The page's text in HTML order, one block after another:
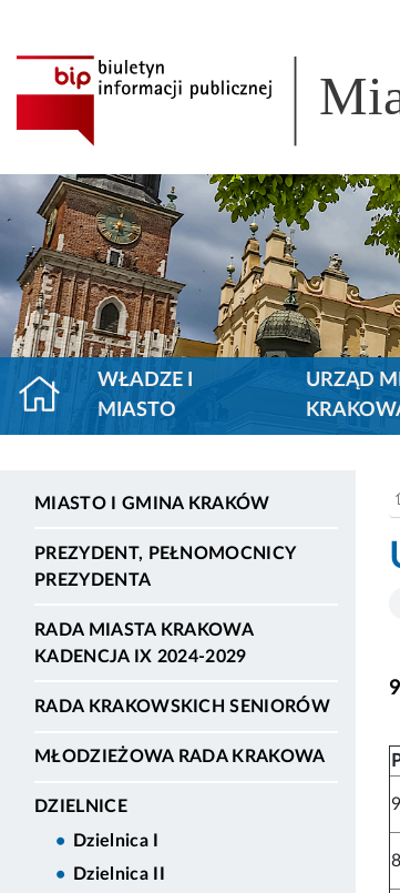
WŁADZE I
MIASTO
URZĄD
MIASTO I GMINA KRAKÓW
PREZYDENT, PEŁNOMOCNICY
PREZYDENTA
RADA MIASTA KRAKOWA
KADENCJA IX 2024-2029
RADA KRAKOWSKICH SENIORÓW
MŁODZIEŻOWA RADA KRAKOWA
DZIELNICE
Dzielnica I
Dzielnica II